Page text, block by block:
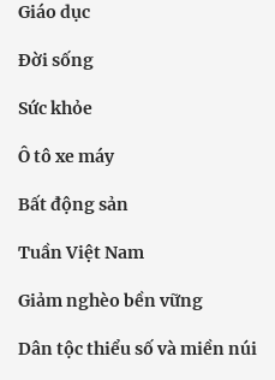
Giáo dục
Đời sống
Sức khỏe
Ô tô xe máy
Bất động sản
Tuần Việt Nam
Giảm nghèo bền vững
Dân tộc thiểu số và miền núi